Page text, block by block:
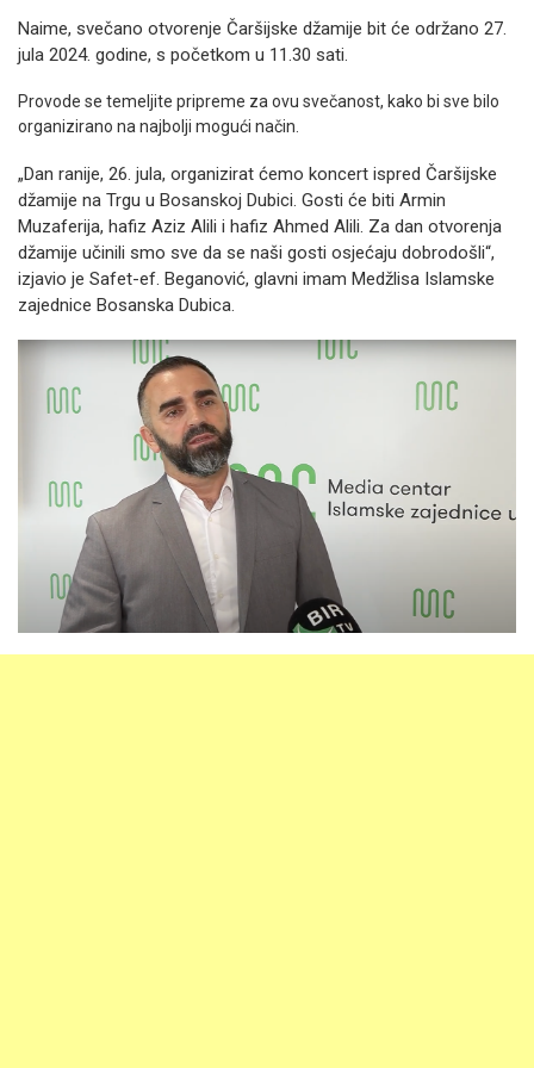
Naime, svečano otvorenje Čaršijske džamije bit će održano 27.
jula 2024. godine, s početkom u 11.30 sati.
Provode se temeljite pripreme za ovu svečanost, kako bi sve bilo
organizirano na najbolji mogući način.
„Dan ranije, 26. jula, organizirat ćemo koncert ispred Čaršijske
džamije na Trgu u Bosanskoj Dubici. Gosti će biti Armin
Muzaferija, hafiz Aziz Alili i hafiz Ahmed Alili. Za dan otvorenja
džamije učinili smo sve da se naši gosti osjećaju dobrodošli“,
izjavio je Safet-ef. Beganović, glavni imam Medžlisa Islamske
zajednice Bosanska Dubica.